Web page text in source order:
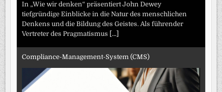
In „Wie wir denken“ präsentiert John Dewey
tiefgründige Einblicke in die Natur des menschlichen
Denkens und die Bildung des Geistes. Als führender
Vertreter des Pragmatismus [...]
Compliance-Management-System (CMS)